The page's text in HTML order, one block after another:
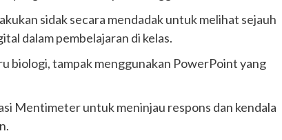
sidak secara mendadak untuk melihat sejauh
dalam pembelajaran di kelas.
biologi, tampak menggunakan PowerPoint yang
Mentimeter untuk meninjau respons dan kendala